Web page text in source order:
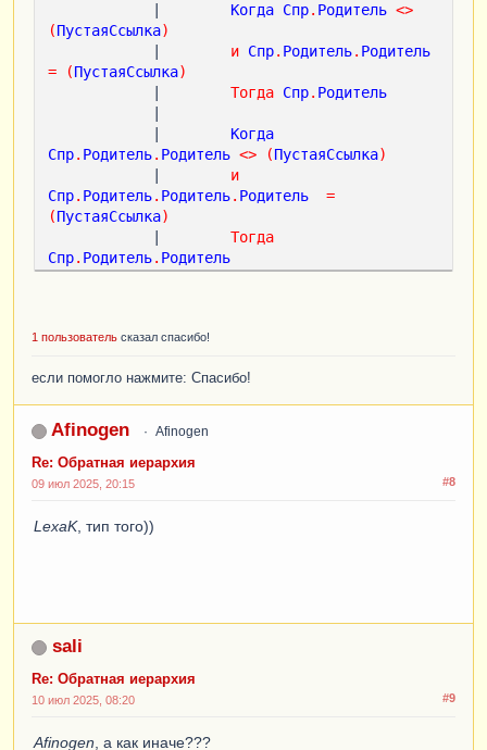
Когда Спр. Родитель <>
(ПустаяСсылка)
и Спр. Родитель. Родитель
=
(ПустаяСсылка)
Тогда Спр. Родитель
Когда
Спр. Родитель. Родитель <> (ПустаяСсылка)
и
Спр. Родитель. Родитель. Родитель
=
(ПустаяСсылка)
Тогда
Спр. Родитель. Родитель
|
|ИЗ
| Справочник.Подразделения КАК
Спр
|
|
1 пользователь сказал спасибо!
если помогло нажмите: Спасибо!
Afinogen Afinogen
Re: Обратная иерархия
#8
09 июл 2025, 20:15
LexaK, тип того))
sali
Re: Обратная иерархия
#9
10 июл 2025, 08:20
Afinogen, а как иначе???